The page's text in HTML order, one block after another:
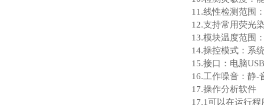
11.线性检测范围
12.支持常用荧光
13.模块温度范围
14.操控模式：系
15.接口：电脑
16.工作噪音：静-
17.操作分析软件
17.1可以在运行